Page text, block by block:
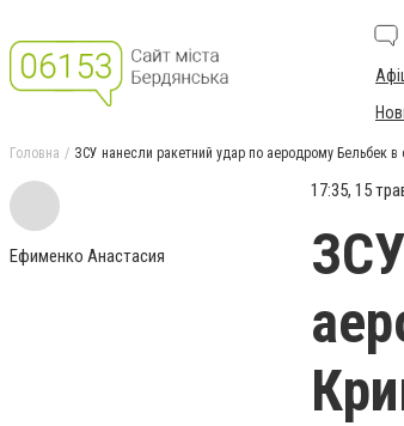
Головна ЗСУ нанесли ракетний удар по аеродрому Бельбек
Ефименко Анастасия
17:35, 15